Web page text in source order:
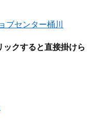
ブセンター桶川
ックすると直接掛けら